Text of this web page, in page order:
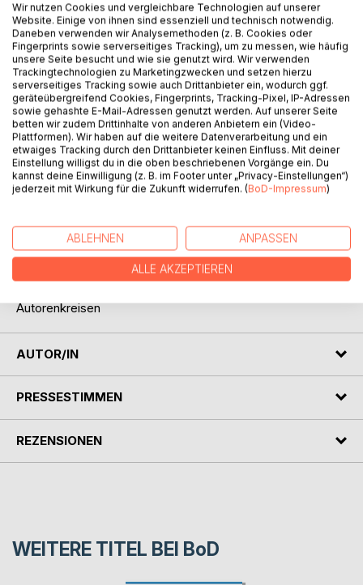
IN DEN WARENKORB
Auf die Merkliste
Titel bewerten
BESCHREIBUNG
Autorenkreisen
AUTOR/IN
PRESSESTIMMEN
REZENSIONEN
WEITERE TITEL BEI BoD
Wir nutzen Cookies und vergleichbare Technologien auf unserer
Website. Einige von ihnen sind essenziell und technisch notwendig.
Daneben verwenden wir Analysemethoden (z. B. Cookies oder
Fingerprints sowie serverseitiges Tracking), um zu messen, wie häufig
unsere Seite besucht und wie sie genutzt wird. Wir verwenden
Trackingtechnologien zu Marketingzwecken und setzen hierzu
serverseitiges Tracking sowie auch Drittanbieter ein, wodurch ggf.
geräteübergreifend Cookies, Fingerprints, Tracking-Pixel, IP-Adressen
sowie gehashte E-Mail-Adressen genutzt werden. Auf unserer Seite
betten wir zudem Drittinhalte von anderen Anbietern ein (Video-
Plattformen). Wir haben auf die weitere Datenverarbeitung und ein
etwaiges Tracking durch den Drittanbieter keinen Einfluss. Mit deiner
Einstellung willigst du in die oben beschriebenen Vorgänge ein. Du
kannst deine Einwilligung (z. B. im Footer unter „Privacy-Einstellungen“)
jederzeit mit Wirkung für die Zukunft widerrufen. (BoD-Impressum)
ABLEHNEN ANPASSEN
ALLE AKZEPTIEREN